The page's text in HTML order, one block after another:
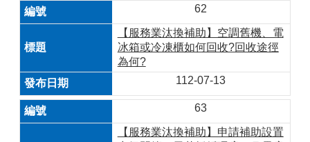
62
【服務業汰換補助】空調舊機、電
冰箱或冷凍櫃如何回收?回收途徑
為何?
112-07-13
63
【服務業汰換補助】申請補助設置